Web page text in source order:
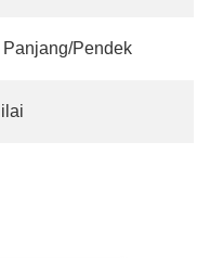
Pendek